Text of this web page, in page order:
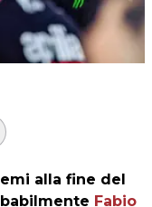
alla fine del
Fabio